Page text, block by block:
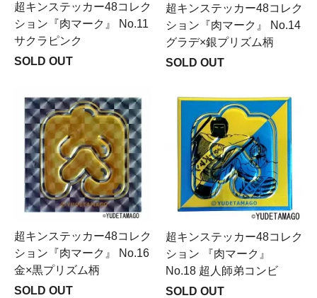
超キンステッカー48コレク
ション『肉マーク』 No.11
サクラピンク
SOLD OUT
超キンステッカー48コレク
ション『肉マーク』 No.14
グラデ×銀プリズム柄
SOLD OUT
超キンステッカー48コレク
ション『肉マーク』 No.16
金×黒プリズム柄
SOLD OUT
超キンステッカー48コレク
ション 『肉マーク』
No.18 超人師弟コンビ
SOLD OUT